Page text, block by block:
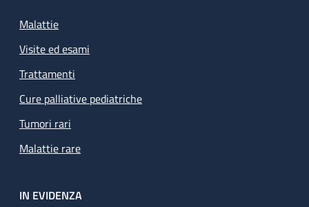
Malattie
Visite ed esami
Trattamenti
Cure palliative pediatriche
Tumori rari
Malattie rare
IN EVIDENZA